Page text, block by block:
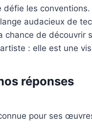
les conventions.
audacieux de
de découvrir
: elle est une
réponses
pour ses